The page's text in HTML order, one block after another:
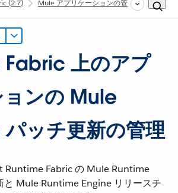
(2.7) Mule アプリケーションの管理 Mule
Fabric 上のアプ
ョンの Mule
ッチ更新の管理
Runtime Fabric の Mule Runtime
と Mule Runtime Engine リリースチ